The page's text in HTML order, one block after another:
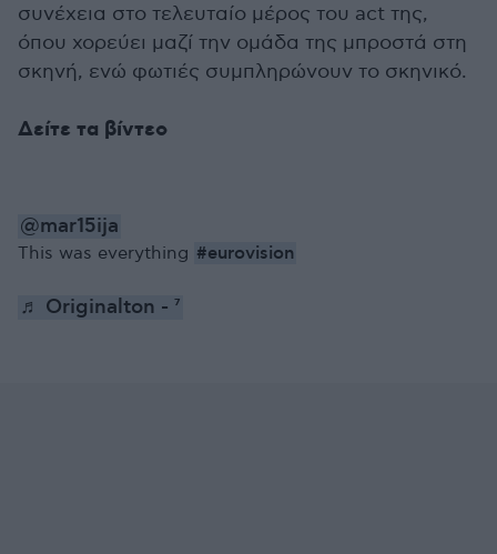
συνέχεια στο τελευταίο μέρος του act της,
όπου χορεύει μαζί την ομάδα της μπροστά στη
σκηνή, ενώ φωτιές συμπληρώνουν το σκηνικό.
Δείτε τα βίντεο
@mar15ija
This was everything #eurovision
♬ Originalton - ⁷